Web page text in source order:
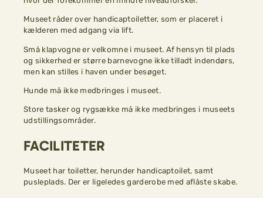
Museet råder over handicaptoiletter, som er placeret i
kælderen med adgang via lift.
Små klapvogne er velkomne i museet. Af hensyn til plads
og sikkerhed er større barnevogne ikke tilladt indendørs,
men kan stilles i haven under besøget.
Hunde må ikke medbringes i museet.
Store tasker og rygsække må ikke medbringes i museets
udstillingsområder.
FACILITETER
Museet har toiletter, herunder handicaptoilet, samt
pusleplads. Der er ligeledes garderobe med aflåste skabe.